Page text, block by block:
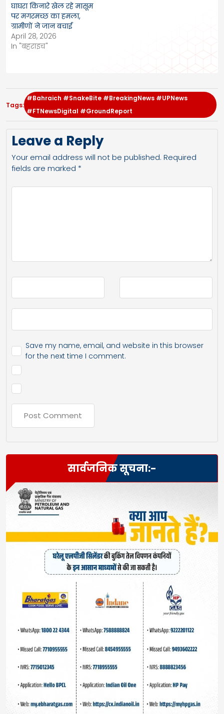
घाघरा किनारे खेल रहे मासूम
पर मगरमच्छ का हमला,
ग्रामीणों ने जान बचाई
April 28, 2026
In "बहराइच"
Tags:
#Bahraich #SnakeBite #BreakingNews #UPNews
#FTNewsDigital #GroundReport
Leave a Reply
Your email address will not be published. Required
fields are marked *
Save my name, email, and website in this browser
for the next time I comment.
सार्वजनिक सूचना:-